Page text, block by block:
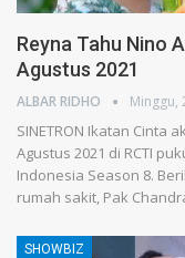
Reyna Tahu Nino
Agustus 2021
ALBAR RIDHO Minggu,
SINETRON Ikatan Cinta
Agustus 2021 di RCTI
Indonesia Season 8.
rumah sakit, Pak
SHOWBIZ